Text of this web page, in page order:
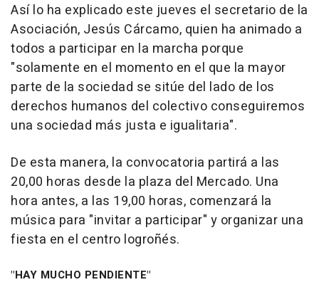
Así lo ha explicado este jueves el secretario de la
Asociación, Jesús Cárcamo, quien ha animado a
todos a participar en la marcha porque
"solamente en el momento en el que la mayor
parte de la sociedad se sitúe del lado de los
derechos humanos del colectivo conseguiremos
una sociedad más justa e igualitaria".
De esta manera, la convocatoria partirá a las
20,00 horas desde la plaza del Mercado. Una
hora antes, a las 19,00 horas, comenzará la
música para "invitar a participar" y organizar una
fiesta en el centro logroñés.
"HAY MUCHO PENDIENTE"